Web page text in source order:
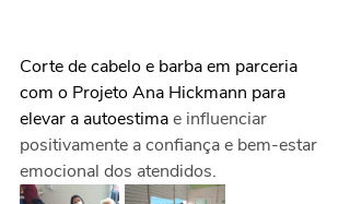
Corte de cabelo e barba em parceria
com o Projeto Ana Hickmann para
elevar a autoestima e influenciar
positivamente a confiança e bem-estar
emocional dos atendidos.